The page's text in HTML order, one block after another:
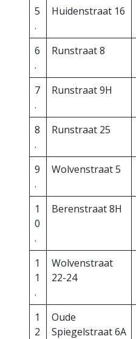
5
.
Huidenstraat 16
6
.
Runstraat 8
7
.
Runstraat 9H
8
.
Runstraat 25
9
.
Wolvenstraat 5
1
0
.
Berenstraat 8H
1
1
.
Wolvenstraat
22-24
1
2
Oude
Spiegelstraat 6A